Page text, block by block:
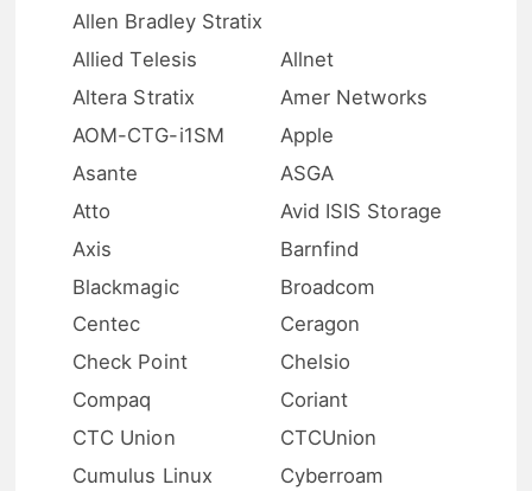
Allen Bradley Stratix
Allied Telesis
Allnet
Altera Stratix
Amer Networks
AOM-CTG-i1SM
Apple
Asante
ASGA
Atto
Avid ISIS Storage
Axis
Barnfind
Blackmagic
Broadcom
Centec
Ceragon
Check Point
Chelsio
Compaq
Coriant
CTC Union
CTCUnion
Cumulus Linux
Cyberroam